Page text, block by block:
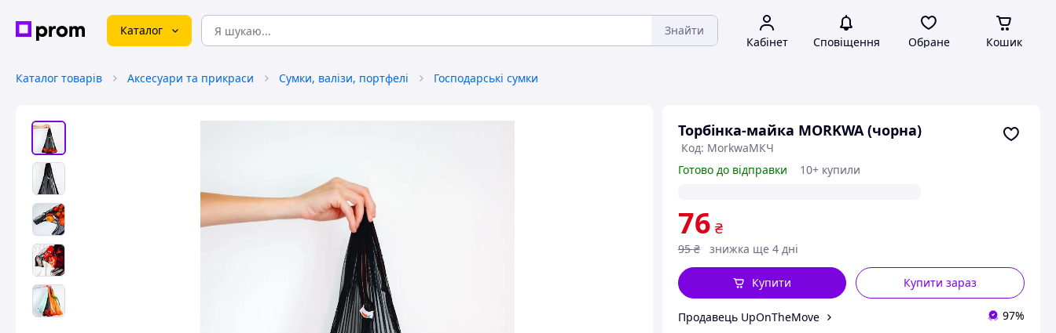
Каталог Знайти
Кабінет Сповіщення Обране Кошик
Каталог товарів Аксесуари та прикраси Сумки, валізи, портфелі Господарські сумки
Торбінка-майка MORKWA (чорна)
Код: MorkwaМКЧ
Готово до відправки
10+ купили
76 ₴
95 ₴ знижка ще 4 дні
Купити зараз
Купити
Продавець UpOnTheMove 97%